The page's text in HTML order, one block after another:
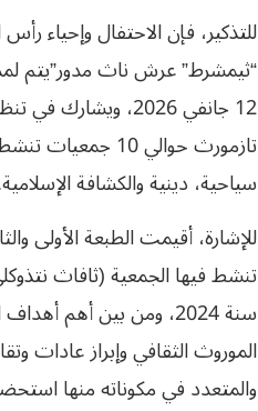
12 جانفي 2026،
تازمورث حوالي
سياحية، دينية والكشافة
للإشارة، أقيمت الطبعة الأولى
تنشط فيها الجمعية (ثافاث
سنة 2024، ومن بين أهم
الموروث الثقافي وإبراز عادات
والمتعدد في مكوناته منها